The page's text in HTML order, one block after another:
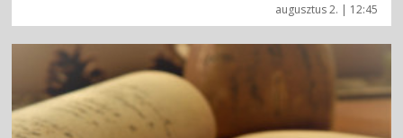
augusztus 2. | 12:45